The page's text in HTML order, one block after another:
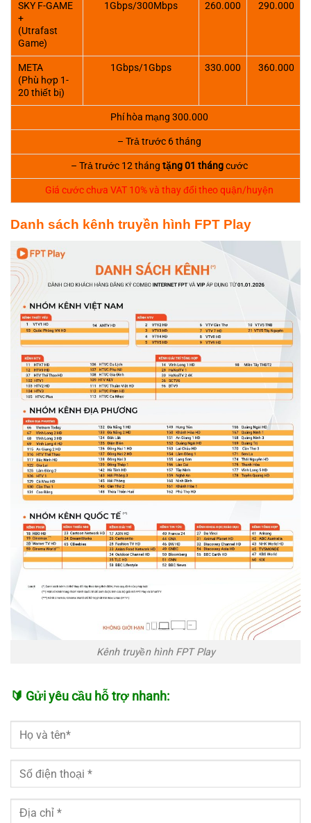
SKY F-GAME
+
(Utrafast
Game)
1Gbps/300Mbps 260.000 290.000
META
(Phù hợp 1-
20 thiết bị)
1Gbps/1Gbps 330.000 360.000
Phí hòa mạng 300.000
– Trả trước 6 tháng
– Trả trước 12 tháng tặng 01 thángcước
Giá cước chưa VAT 10% và thay đổi theo quận/huyện
Danh sách kênh truyền hình FPT Play
Kênh truyền hình FPT Play
🔰 Gửi yêu cầu hỗ trợ nhanh: